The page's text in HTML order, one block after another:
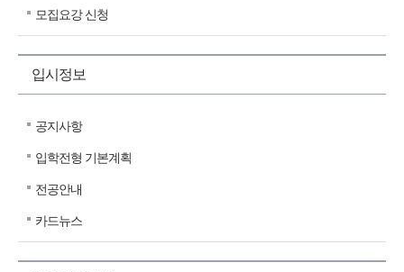
모집요강 신청
입시정보
공지사항
입학전형 기본계획
전공안내
카드뉴스